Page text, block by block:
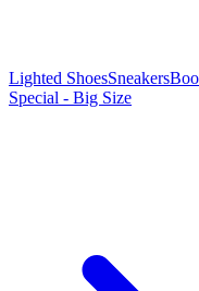
Lighted ShoesSneakers
Special - Big Size